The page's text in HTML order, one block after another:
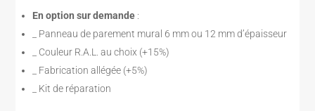
En option sur demande :
_ Panneau de parement mural 6 mm ou 12 mm d’épaisseur
_ Couleur R.A.L. au choix (+15%)
_ Fabrication allégée (+5%)
_ Kit de réparation